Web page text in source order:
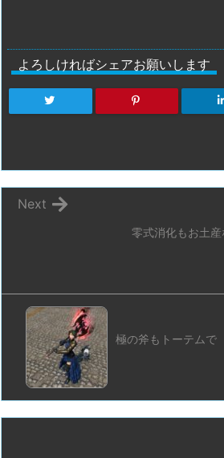
よろしければシェアお願いします
零式消化もお土産
Next
極の斧もトーテムで